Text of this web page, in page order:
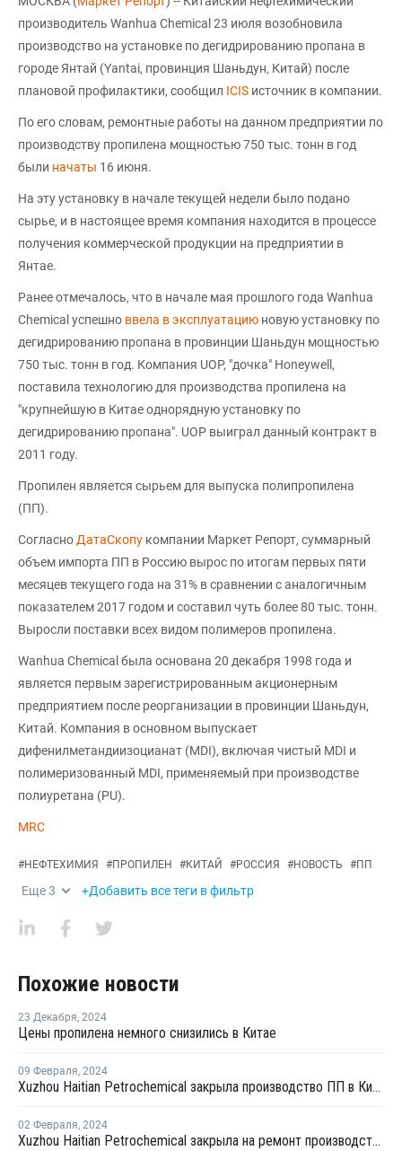
производитель Wanhua Chemical 23 июля возобновила
производство на установке по дегидрированию пропана в
городе Янтай (Yantai, провинция Шаньдун, Китай) после
плановой профилактики, сообщил ICIS источник в компании.
По его словам, ремонтные работы на данном предприятии по
производству пропилена мощностью 750 тыс. тонн в год
были начаты 16 июня.
На эту установку в начале текущей недели было подано
сырье, и в настоящее время компания находится в процессе
получения коммерческой продукции на предприятии в
Янтае.
Ранее отмечалось, что в начале мая прошлого года Wanhua
Chemical успешно ввела в эксплуатацию новую установку по
дегидрированию пропана в провинции Шаньдун мощностью
750 тыс. тонн в год. Компания UOP, "дочка" Honeywell,
поставила технологию для производства пропилена на
"крупнейшую в Китае однорядную установку по
дегидрированию пропана". UOP выиграл данный контракт в
2011 году.
Пропилен является сырьем для выпуска полипропилена
(ПП).
Согласно ДатаСкопу компании Маркет Репорт, суммарный
объем импорта ПП в Россию вырос по итогам первых пяти
месяцев текущего года на 31% в сравнении с аналогичным
показателем 2017 годом и составил чуть более 80 тыс. тонн.
Выросли поставки всех видом полимеров пропилена.
Wanhua Chemical была основана 20 декабря 1998 года и
является первым зарегистрированным акционерным
предприятием после реорганизации в провинции Шаньдун,
Китай. Компания в основном выпускает
дифенилметандиизоцианат (MDI), включая чистый MDI и
полимеризованный MDI, применяемый при производстве
полиуретана (PU).
MRC
#НЕФТЕХИМИЯ #ПРОПИЛЕН #КИТАЙ #РОССИЯ #НОВОСТЬ #ПП
Еще3 +Добавить все теги в фильтр
Похожие новости
23 Декабря, 2024
Цены пропилена немного снизились в Китае
09 Февраля, 2024
Xuzhou Haitian Petrochemical закрыла производство ПП в Китае
02 Февраля, 2024
Xuzhou Haitian Petrochemical закрыла на ремонт производство ПП в Китае